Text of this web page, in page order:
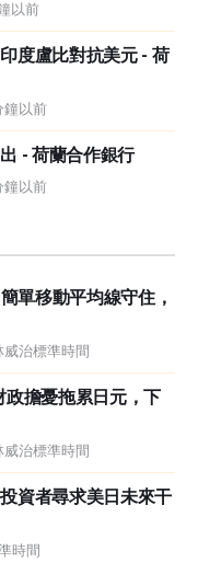
以前
度盧比對抗美元 - 荷
鐘以前
- 荷蘭合作銀行
鐘以前
單移動平均線守住，
威治標準時間
擔憂拖累日元，下
威治標準時間
資者尋求美日未來干
時間